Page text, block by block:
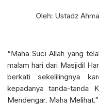
Oleh: Ustadz
“Maha Suci Allah yang
malam hari dari Masjidil
berkati sekelilingnya
kepadanya tanda-tanda
Mendengar. Maha Melihat.”